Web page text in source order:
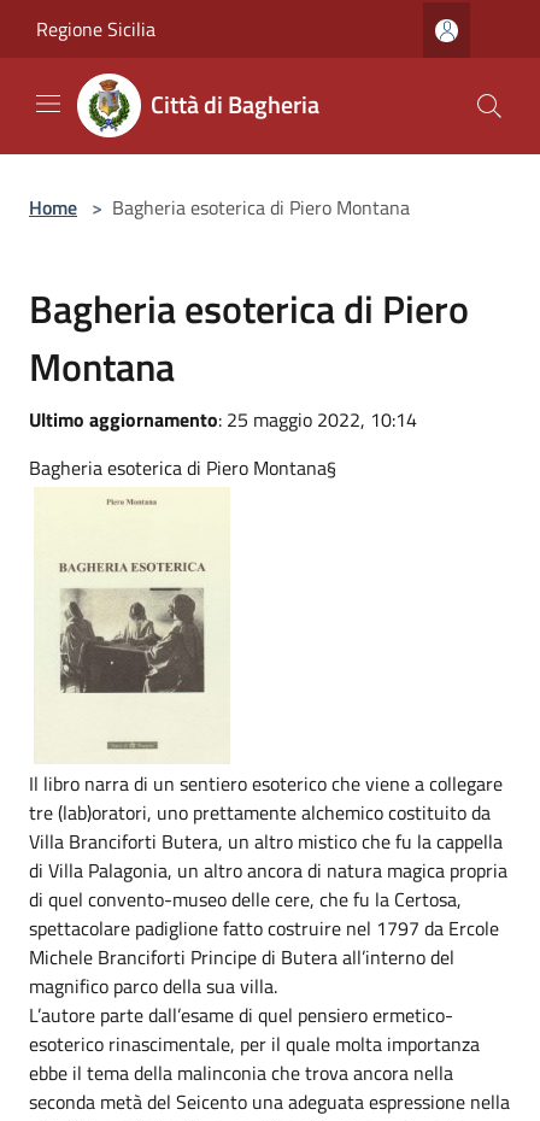
Regione Sicilia
Città di Bagheria
Home > Bagheria esoterica di Piero Montana
Bagheria esoterica di Piero
Montana
Ultimo aggiornamento: 25 maggio 2022, 10:14
Bagheria esoterica di Piero Montana§
Il libro narra di un sentiero esoterico che viene a collegare
tre (lab)oratori, uno prettamente alchemico costituito da
Villa Branciforti Butera, un altro mistico che fu la cappella
di Villa Palagonia, un altro ancora di natura magica propria
di quel convento-museo delle cere, che fu la Certosa,
spettacolare padiglione fatto costruire nel 1797 da Ercole
Michele Branciforti Principe di Butera all’interno del
magnifico parco della sua villa.
L’autore parte dall’esame di quel pensiero ermetico-
esoterico rinascimentale, per il quale molta importanza
ebbe il tema della malinconia che trova ancora nella
seconda metà del Seicento una adeguata espressione nella